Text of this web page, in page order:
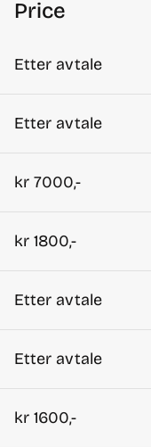
Price
Etter avtale
Etter avtale
kr 7000,-
kr 1800,-
Etter avtale
Etter avtale
kr 1600,-